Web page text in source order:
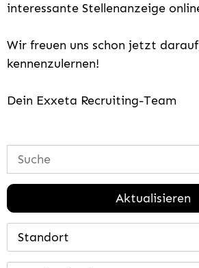
interessante Stellenanzeige
Wir freuen uns schon jetzt
kennenzulernen!
Dein Exxeta Recruiting-Team
Aktualisieren
Standort